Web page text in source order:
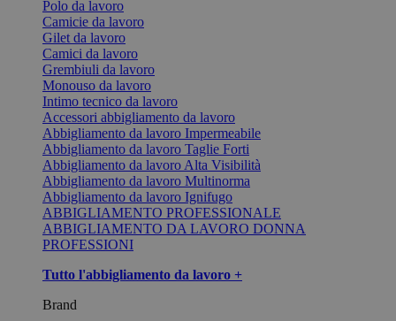
Polo da lavoro
Camicie da lavoro
Gilet da lavoro
Camici da lavoro
Grembiuli da lavoro
Monouso da lavoro
Intimo tecnico da lavoro
Accessori abbigliamento da lavoro
Abbigliamento da lavoro Impermeabile
Abbigliamento da lavoro Taglie Forti
Abbigliamento da lavoro Alta Visibilità
Abbigliamento da lavoro Multinorma
Abbigliamento da lavoro Ignifugo
ABBIGLIAMENTO PROFESSIONALE
ABBIGLIAMENTO DA LAVORO DONNA
PROFESSIONI
Tutto l'abbigliamento da lavoro +
Brand